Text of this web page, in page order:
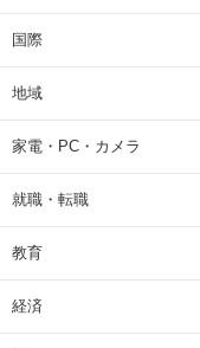
国際
地域
家電・PC・カメラ
就職・転職
教育
経済